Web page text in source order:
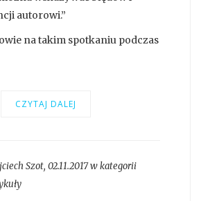
autorowi.”
na takim spotkaniu podczas
CZYTAJ DALEJ
Szot, 02.11.2017 w kategorii